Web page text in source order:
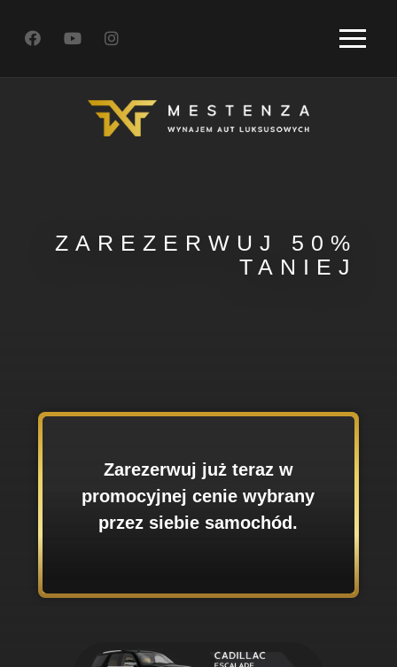
ZAREZERWUJ 50%
TANIEJ
Zarezerwuj już teraz w
promocyjnej cenie wybrany
przez siebie samochód.